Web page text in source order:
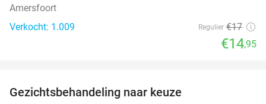
Amersfoort
Verkocht: 1.009
Regulier €17
€14,95
Gezichtsbehandeling naar keuze